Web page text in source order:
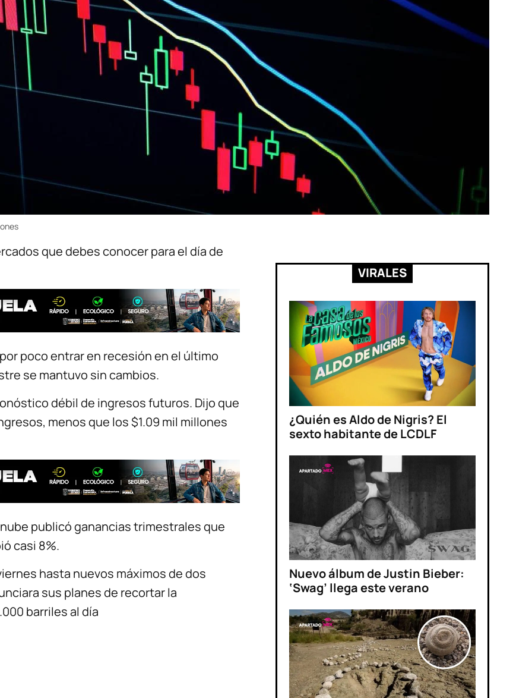
que debes conocer para el día de
poco entrar en recesión en el último
se mantuvo sin cambios.
débil de ingresos futuros. Dijo que
menos que los $1.09 mil millones
publicó ganancias trimestrales que
casi 8%.
hasta nuevos máximos de dos
sus planes de recortar la
barriles al día
VIRALES
¿Quién es Aldo de Nigris? El
sexto habitante de LCDLF
Nuevo álbum de Justin Bieber:
‘Swag’ llega este verano